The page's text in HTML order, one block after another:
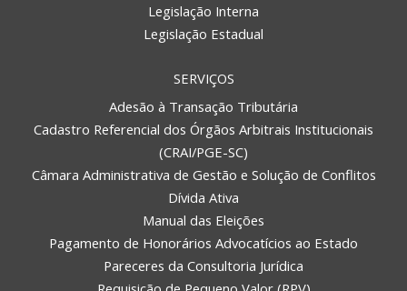
Legislação Interna
Legislação Estadual
SERVIÇOS
Adesão à Transação Tributária
Cadastro Referencial dos Órgãos Arbitrais Institucionais
(CRAI/PGE-SC)
Câmara Administrativa de Gestão e Solução de Conflitos
Dívida Ativa
Manual das Eleições
Pagamento de Honorários Advocatícios ao Estado
Pareceres da Consultoria Jurídica